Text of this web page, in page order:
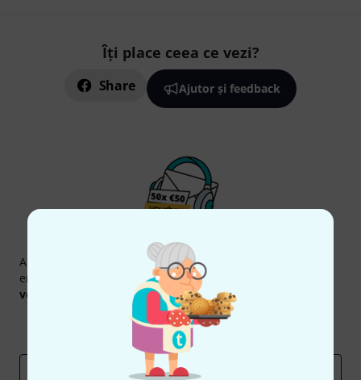
Îți place ceea ce vezi?
Share Ajutor și feedback
Newsletter Thomann
Abonați-vă la buletinul informativ Thomann în limba
engleză și, cu puțin noroc, puteți câștiga unul dintre
voucherele
în valoare de50 €fiecare!
Contribuții inspiraționale
Perspectivele Thomann